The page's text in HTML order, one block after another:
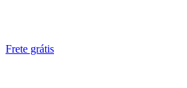
Frete grátis